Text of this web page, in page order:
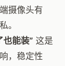
摄像头有
。
也能装” 这是
，稳定性